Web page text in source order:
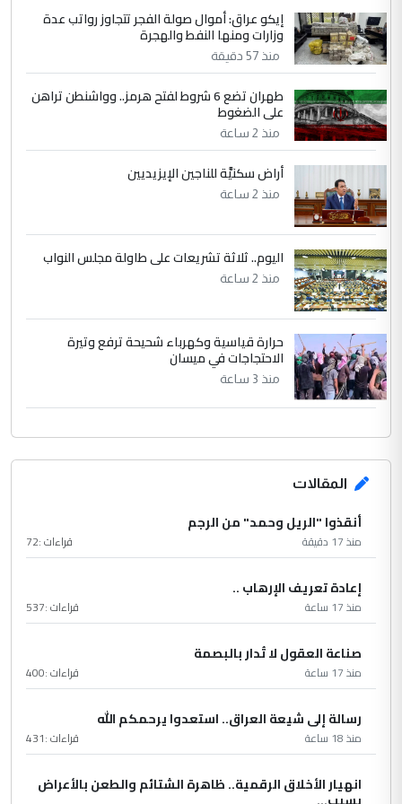
نتشرف بلقاء السيد احمد الصافي في العتبات
الحسنية لزرع ...
الموضوع :
مكتب السيد احمد الصافي : لا يوجود
لدينا اي حساب على الفيس بوك وتويتر
إيكو عراق: أموال صولة الفجر تتجاوز رواتب عدة
وزارات ومنها النفط والهجرة
منذ 57 دقيقة
طهران تضع 6 شروط لفتح هرمز.. وواشنطن تراهن
على الضغوط
منذ 2 ساعة
أراض سكنيَّة للناجين الإيزيديين
منذ 2 ساعة
اليوم.. ثلاثة تشريعات على طاولة مجلس النواب
منذ 2 ساعة
حرارة قياسية وكهرباء شحيحة ترفع وتيرة
الاحتجاجات في ميسان
منذ 3 ساعة
المقالات
أنقذوا "الريل وحمد" من الرجم
منذ 17 دقيقة قراءات :72
إعادة تعريف الإرهاب ..
منذ 17 ساعة قراءات :537
صناعة العقول لا تُدار بالبصمة
منذ 17 ساعة قراءات :400
رسالة إلى شيعة العراق.. استعدوا يرحمكم الله
منذ 18 ساعة قراءات :431
انهيار الأخلاق الرقمية.. ظاهرة الشتائم والطعن بالأعراض